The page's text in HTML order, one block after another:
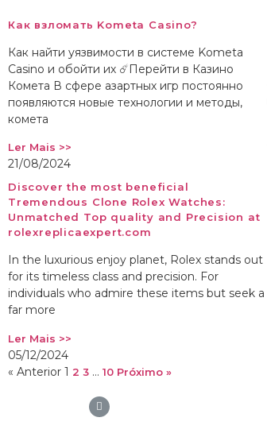
Как взломать Kometa Casino?
Как найти уязвимости в системе Kometa
Casino и обойти их ☄️Перейти в Казино
Комета В сфере азартных игр постоянно
появляются новые технологии и методы,
комета
Ler Mais >>
21/08/2024
Discover the most beneficial
Tremendous Clone Rolex Watches:
Unmatched Top quality and Precision at
rolexreplicaexpert.com
In the luxurious enjoy planet, Rolex stands out
for its timeless class and precision. For
individuals who admire these items but seek a
far more
Ler Mais >>
05/12/2024
« Anterior 1 2 3 … 10 Próximo »